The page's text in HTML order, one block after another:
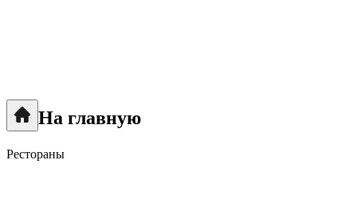
На главную
Рестораны